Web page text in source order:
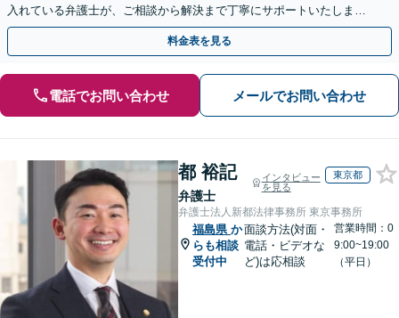
入れている弁護士が、ご相談から解決まで丁寧にサポートいたしま
す。まずはじっくりとお話ししてください。
料金表を見る
電話でお問い合わせ メールでお問い合わせ
都 裕記
弁護士
インタビュー
を見る
東京都
弁護士法人新都法律事務所 東京事務所
福島県 か
らも相談
受付中
面談方法(対面・
電話・ビデオな
ど)は応相談
営業時間：0
9:00~19:00
（平日）